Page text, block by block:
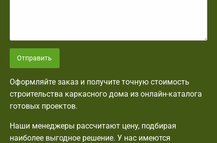
Отправить
Оформляйте заказ и получите точную стоимость
строительства каркасного дома из онлайн-каталога
готовых проектов.
Наши менеджеры рассчитают цену, подбирая
наиболее выгодное решение. У нас имеются